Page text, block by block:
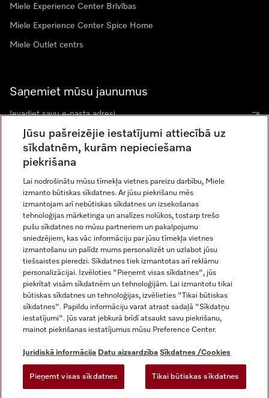
Miele Experience Center Brīvības
Miele Experience Center Spice Home
Miele Outlet centrs
Saņemiet mūsu jaunumus
Juridiskā informācija
Vispārējie darījumu noteikumi
Datu aizsardzība
Lietošanas noteikumi
Miele paziņojums par pieejamību
Digitālo pakalpojumu likums
Sīkdatņu iestatījumi
Miele vietnē Instagram
Miele vietnē Facebook
Miele vietnē Youtube
Jūsu pašreizējie iestatījumi attiecībā uz
sīkdatnēm, kurām nepieciešama
piekrišana
Lai nodrošinātu mūsu tīmekļa vietnes pareizu darbību, Miele
izmanto būtiskas sīkdatnes. Ar jūsu piekrišanu mēs
izmantojam arī nebūtiskas sīkdatnes un izsekošanas
tehnoloģijas mārketinga un analīzes nolūkos, tostarp trešo
pušu sīkdatnes no mūsu partneriem un pakalpojumu
sniedzējiem, kas vāc informāciju par jūsu tīmekļa vietnes
izmantošanu un palīdz mums personalizēt un uzlabot jūsu
tiešsaistes pieredzi. Sīkdatnes tiek izmantotas arī reklāmu
personalizācijai. Izvēloties "Pieņemt visas sīkdatnes", jūs
piekrītat visām sīkdatnēm un tehnoloģijām. Lai izmantotu tikai
būtiskas sīkdatnes un tehnoloģijas, izvēlieties "Tikai būtiskas
sīkdatnes". Papildu informāciju varat atrast sadaļā "Sīkdatņu
iestatījumi". Jūs varat jebkurā brīdī atsaukt savu piekrišanu,
mainot piekrišanas iestatījumus mūsu Preference Center.
Juridiskā informācija Datu aizsardzība Sīkdatnes /Cookies
Pieņemt visas sīkdatnes Tikai būtiskas sīkdatnes